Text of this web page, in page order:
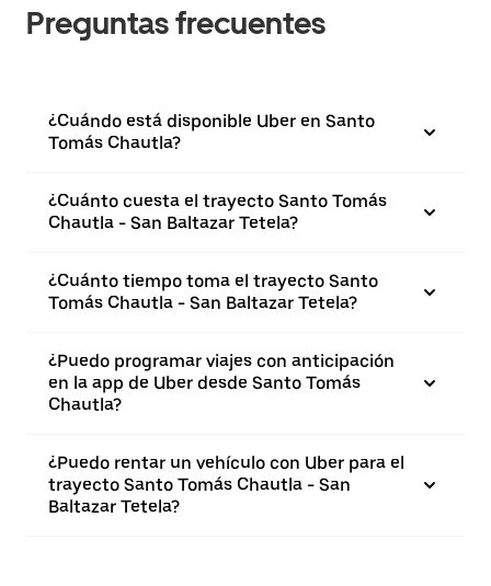
Preguntas frecuentes
¿Cuándo está disponible Uber en Santo
Tomás Chautla?
¿Cuánto cuesta el trayecto Santo Tomás
Chautla - San Baltazar Tetela?
¿Cuánto tiempo toma el trayecto Santo
Tomás Chautla - San Baltazar Tetela?
¿Puedo programar viajes con anticipación
en la app de Uber desde Santo Tomás
Chautla?
¿Puedo rentar un vehículo con Uber para el
trayecto Santo Tomás Chautla - San
Baltazar Tetela?